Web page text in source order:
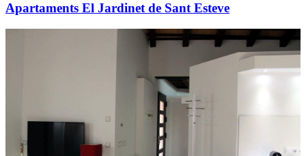
Apartaments El Jardinet de Sant Esteve